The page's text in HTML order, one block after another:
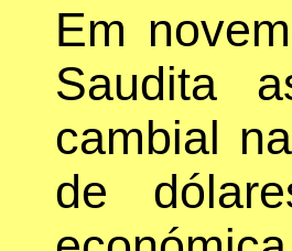
Em
Saudita
cambial
de